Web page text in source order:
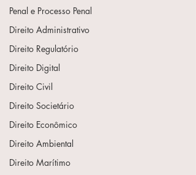
Penal e Processo Penal
Direito Administrativo
Direito Regulatório
Direito Digital
Direito Civil
Direito Societário
Direito Econômico
Direito Ambiental
Direito Marítimo